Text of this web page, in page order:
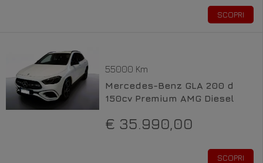
SCOPRI
55000 Km
Mercedes-Benz GLA 200 d
150cv Premium AMG Diesel
€ 35.990,00
SCOPRI